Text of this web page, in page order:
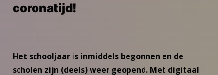
coronatijd!
Het schooljaar is inmiddels begonnen en de
scholen zijn (deels) weer geopend. Met digitaal